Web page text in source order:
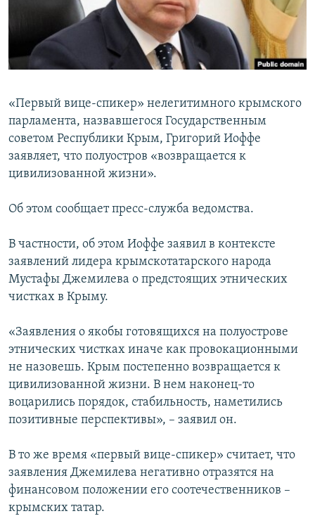
ПОБЕДИТЕЛЕЙ НЕ СУДЯТ?
КРЫМ.НЕПОКОРЕННЫЙ
ПРИСОЕДИНЯЙТЕСЬ!
Все сайты RFE/RL
«Первый вице-спикер» нелегитимного крымского
парламента, назвавшегося Государственным
советом Республики Крым, Григорий Иоффе
заявляет, что полуостров «возвращается к
цивилизованной жизни».
Об этом сообщает пресс-служба ведомства.
В частности, об этом Иоффе заявил в контексте
заявлений лидера крымскотатарского народа
Мустафы Джемилева о предстоящих этнических
чистках в Крыму.
«Заявления о якобы готовящихся на полуострове
этнических чистках иначе как провокационными
не назовешь. Крым постепенно возвращается к
цивилизованной жизни. В нем наконец-то
воцарились порядок, стабильность, наметились
позитивные перспективы», – заявил он.
В то же время «первый вице-спикер» считает, что
заявления Джемилева негативно отразятся на
финансовом положении его соотечественников –
крымских татар.